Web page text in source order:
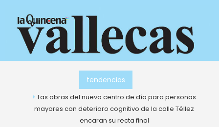
contenido
tendencias
Las obras del nuevo centro de día para personas
mayores con deterioro cognitivo de la calle Téllez
encaran su recta final